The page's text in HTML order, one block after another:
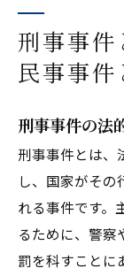
刑事事件
刑事事件
事務所概要
刑事事件
民事事件
刑事事件の法
刑事事件とは、
し、国家がその
れる事件です。
るために、警察
罰を科すことに